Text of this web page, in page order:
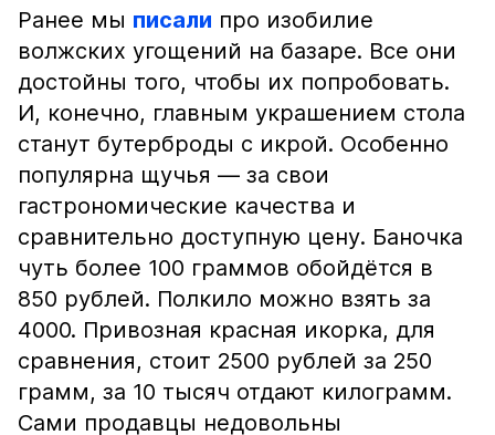
Ранее мы писали про изобилие
волжских угощений на базаре. Все они
достойны того, чтобы их попробовать.
И, конечно, главным украшением стола
станут бутерброды с икрой. Особенно
популярна щучья — за свои
гастрономические качества и
сравнительно доступную цену. Баночка
чуть более 100 граммов обойдётся в
850 рублей. Полкило можно взять за
4000. Привозная красная икорка, для
сравнения, стоит 2500 рублей за 250
грамм, за 10 тысяч отдают килограмм.
Сами продавцы недовольны